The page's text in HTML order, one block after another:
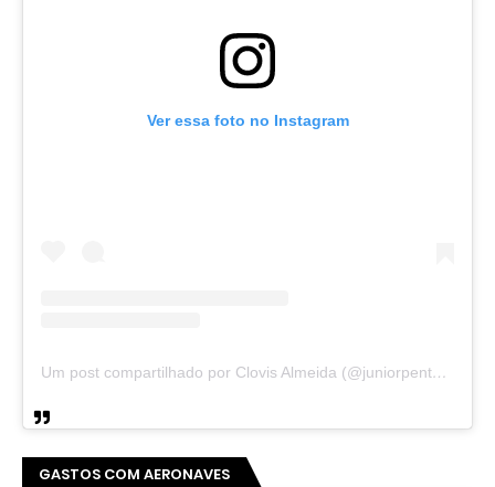
Ver essa foto no Instagram
Um post compartilhado por Clovis Almeida (@juniorpentecoste01)
GASTOS COM AERONAVES